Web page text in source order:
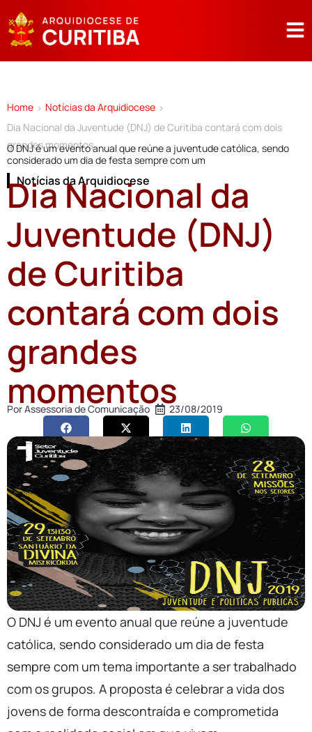
Home > Notícias da Arquidiocese >
Dia Nacional da Juventude (DNJ) de Curitiba contará com dois
grandes momentos
O DNJ é um evento anual que reúne a juventude católica, sendo
considerado um dia de festa sempre com um
Notícias da Arquidiocese
Dia Nacional da
Juventude (DNJ)
de Curitiba
contará com dois
grandes
momentos
PorAssessoria de Comunicação 23/08/2019
O DNJ é um evento anual que reúne a juventude
católica, sendo considerado um dia de festa
sempre com um tema importante a ser trabalhado
com os grupos. A proposta é celebrar a vida dos
jovens de forma descontraída e comprometida